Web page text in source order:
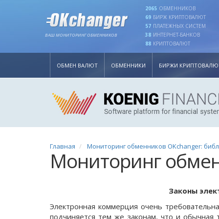
ВАШ МОНИТОРИНГ ОБМЕННИКОВ
2065 ОБМЕННИКОВ
69 БИРЖ КРИПТОВАЛЮТ
57 ПЛАТЕЖНЫХ СИСТЕМ
38 ИНТЕРНЕТ-БАНКОВ
88 КРИПТОВАЛЮТ
ОБМЕН ВАЛЮТ ОБМЕННИКИ БИРЖИ
Главная Мониторинг обменников OKchanger:
Мониторинг
Законы
Электронная коммерция очень
подчиняется тем же законам, что и обычная